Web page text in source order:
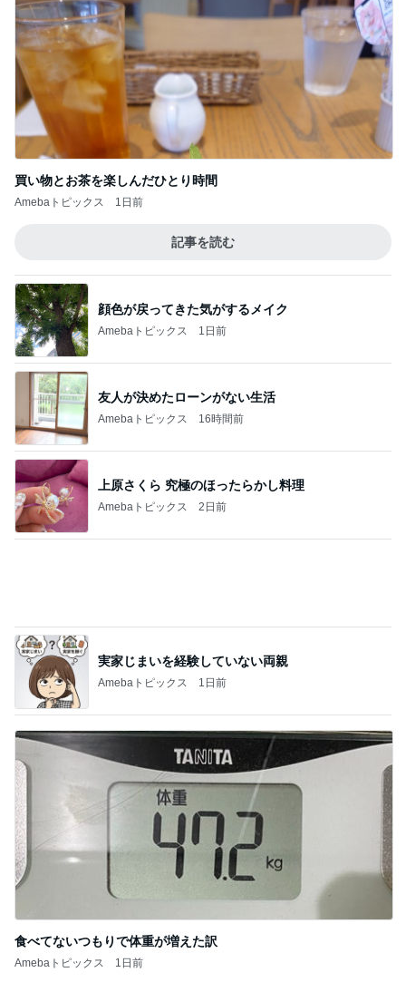
上原さくら 究極のほったらかし料理
Amebaトピックス 2日前
実家じまいを経験していない両親
Amebaトピックス 1日前
食べてないつもりで体重が増えた訳
Amebaトピックス
入らざるを得なかった店の店構え
荷物が多い人向けのバッグインバッグ
Amebaトピックス
頂いたスイカに大喜びの子供達
Amebaトピックス 1日前
いつもより泡が大きな泡泡タイム
Amebaトピックス 11時間前